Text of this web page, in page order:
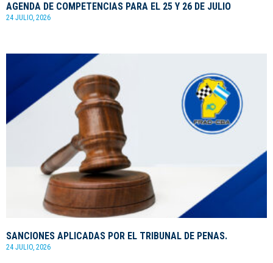
AGENDA DE COMPETENCIAS PARA EL 25 Y 26 DE JULIO
24 JULIO, 2026
SANCIONES APLICADAS POR EL TRIBUNAL DE PENAS.
24 JULIO, 2026